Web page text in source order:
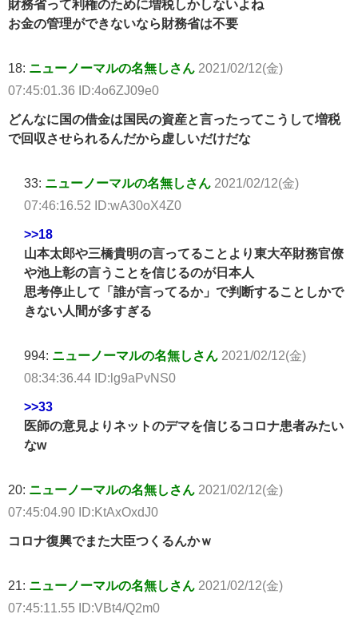
財務省って利権のために増税しかしないよね
お金の管理ができないなら財務省は不要
18: ニューノーマルの名無しさん 2021/02/12(金)
07:45:01.36 ID:4o6ZJ09e0
どんなに国の借金は国民の資産と言ったってこうして増税
で回収させられるんだから虚しいだけだな
33: ニューノーマルの名無しさん 2021/02/12(金)
07:46:16.52 ID:wA30oX4Z0
>>18
山本太郎や三橋貴明の言ってることより東大卒財務官僚
や池上彰の言うことを信じるのが日本人
思考停止して「誰が言ってるか」で判断することしかで
きない人間が多すぎる
994: ニューノーマルの名無しさん 2021/02/12(金)
08:34:36.44 ID:lg9aPvNS0
>>33
医師の意見よりネットのデマを信じるコロナ患者みたい
なw
20: ニューノーマルの名無しさん 2021/02/12(金)
07:45:04.90 ID:KtAxOxdJ0
コロナ復興でまた大臣つくるんかｗ
21: ニューノーマルの名無しさん 2021/02/12(金)
07:45:11.55 ID:VBt4/Q2m0